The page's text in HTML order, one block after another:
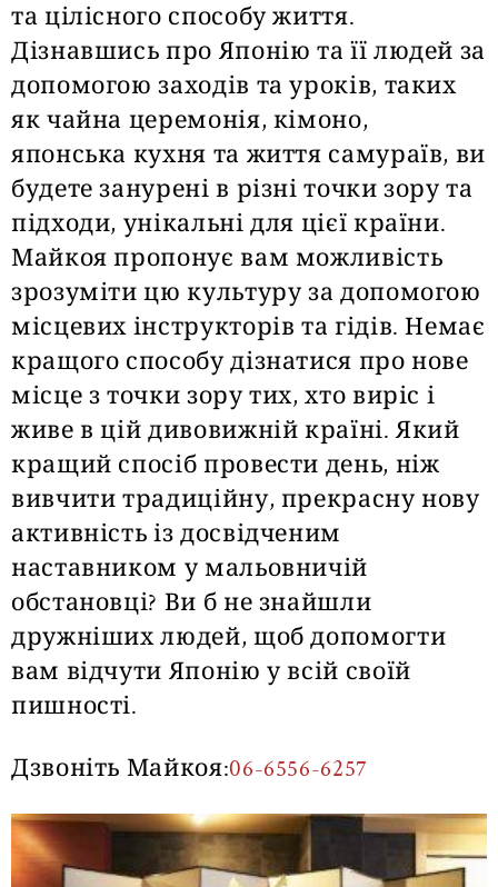
та цілісного способу життя.
Дізнавшись про Японію та її людей за
допомогою заходів та уроків, таких
як чайна церемонія, кімоно,
японська кухня та життя самураїв, ви
будете занурені в різні точки зору та
підходи, унікальні для цієї країни.
Майкоя пропонує вам можливість
зрозуміти цю культуру за допомогою
місцевих інструкторів та гідів. Немає
кращого способу дізнатися про нове
місце з точки зору тих, хто виріс і
живе в цій дивовижній країні. Який
кращий спосіб провести день, ніж
вивчити традиційну, прекрасну нову
активність із досвідченим
наставником у мальовничій
обстановці? Ви б не знайшли
дружніших людей, щоб допомогти
вам відчути Японію у всій своїй
пишності.
Дзвоніть Майкоя:06-6556-6257